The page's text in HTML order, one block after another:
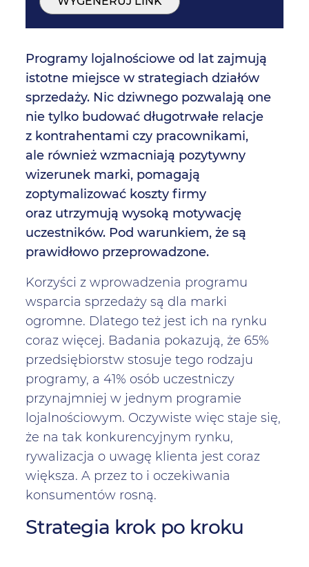
Programy lojalnościowe od lat zajmują
istotne miejsce w strategiach działów
sprzedaży. Nic dziwnego pozwalają one
nie tylko budować długotrwałe relacje
z kontrahentami czy pracownikami,
ale również wzmacniają pozytywny
wizerunek marki, pomagają
zoptymalizować koszty firmy
oraz utrzymują wysoką motywację
uczestników. Pod warunkiem, że są
prawidłowo przeprowadzone.
Korzyści z wprowadzenia programu
wsparcia sprzedaży są dla marki
ogromne. Dlatego też jest ich na rynku
coraz więcej. Badania pokazują, że 65%
przedsiębiorstw stosuje tego rodzaju
programy, a 41% osób uczestniczy
przynajmniej w jednym programie
lojalnościowym. Oczywiste więc staje się,
że na tak konkurencyjnym rynku,
rywalizacja o uwagę klienta jest coraz
większa. A przez to i oczekiwania
konsumentów rosną.
Strategia krok po kroku